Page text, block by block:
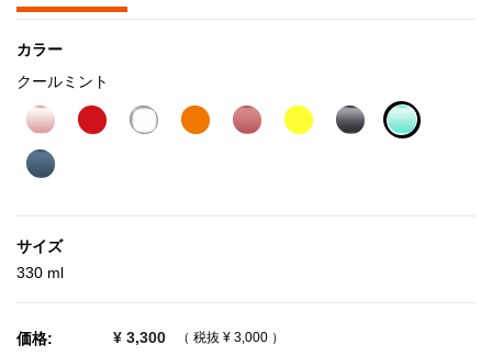
カラー
クールミント
サイズ
330 ml
価格: ¥ 3,300 （ 税抜 ¥ 3,000 ）